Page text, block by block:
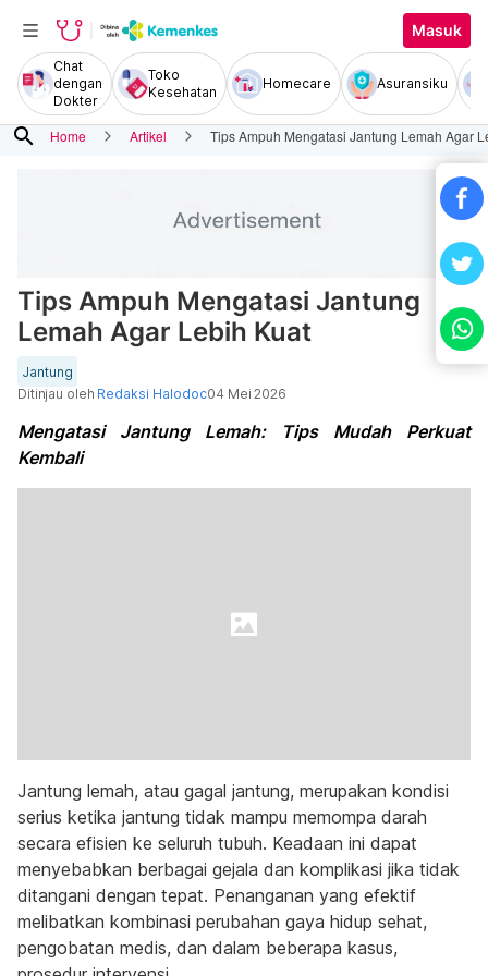
Masuk
Chat
dengan
Dokter
Toko
Kesehatan
Homecare Asuransiku
search Home Artikel Tips Ampuh Mengatasi Jantung Lemah Agar
Tips Ampuh Mengatasi Jantung
Lemah Agar Lebih Kuat
Jantung
Ditinjau oleh Redaksi Halodoc04 Mei 2026
Mengatasi Jantung Lemah: Tips Mudah Perkuat
Kembali
Jantung lemah, atau gagal jantung, merupakan kondisi
serius ketika jantung tidak mampu memompa darah
secara efisien ke seluruh tubuh. Keadaan ini dapat
menyebabkan berbagai gejala dan komplikasi jika tidak
ditangani dengan tepat. Penanganan yang efektif
melibatkan kombinasi perubahan gaya hidup sehat,
pengobatan medis, dan dalam beberapa kasus,